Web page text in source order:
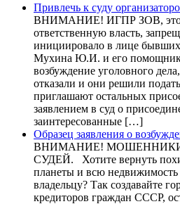
Привлечь к суду
ВНИМАНИЕ! ИГПР ЗОВ, это
ответственную власть,
инициировало в лице
Мухина Ю.И. и его
возбуждение уголовного
отказали и они решили
приглашают остальных
заявлением в суд о
заинтересованные […]
Образец заявления о
ВНИМАНИЕ!
СУДЕЙ. Хотите вернуть
планеты и всю
владельцу? Так создавайте
кредиторов граждан СССР,